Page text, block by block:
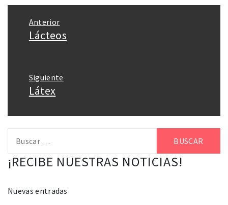
entradas
Anterior
Entrada
Lácteos
Siguiente
Entrada
Látex
¡RECIBE NUESTRAS NOTICIAS!
Nuevas entradas